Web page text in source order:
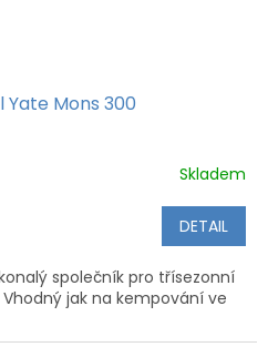
Mons 300
Skladem
DETAIL
společník pro třísezonní
jak na kempování ve